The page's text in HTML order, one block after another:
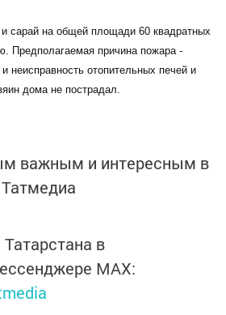
сарай на общей площади 60 квадратных
Предполагаемая причина пожара -
неисправность отопительных печей и
дома не пострадал.
важным и интересным в
Татмедиа
в
MАХ: